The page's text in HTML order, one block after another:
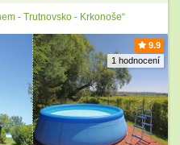
- Trutnovsko - Krkonoše“
9.9
1 hodnocení